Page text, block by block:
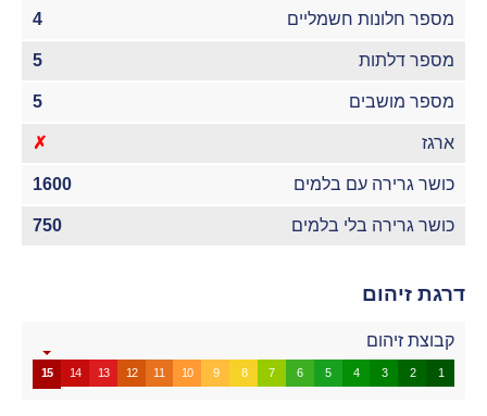
מספר חלונות חשמליים 4
מספר דלתות 5
מספר מושבים 5
ארגז ✗
כושר גרירה עם בלמים 1600
כושר גרירה בלי בלמים 750
דרגת זיהום
קבוצת זיהום
1
2
3
4
5
6
7
8
9
10
11
12
13
14
15